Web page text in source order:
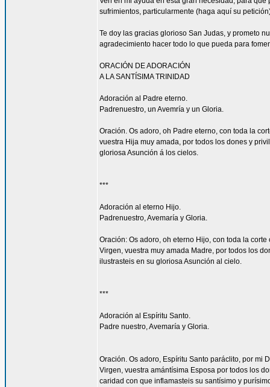
sufrimientos, particularmente (haga aquí su
Te doy las gracias glorioso San Judas, y prometo
agradecimiento hacer todo lo que pueda para
ORACIÓN DE ADORACIÓN
A LA SANTÍSIMA TRINIDAD
Adoración al Padre eterno.
Padrenuestro, un Avemría y un Gloria.
Oración. Os adoro, oh Padre eterno, con toda la
vuestra Hija muy amada, por todos los dones y
gloriosa Asunción á los cielos.
***
Adoración al eterno Hijo.
Padrenuestro, Avemaría y Gloria.
Oración: Os adoro, oh eterno Hijo, con toda la
Virgen, vuestra muy amada Madre, por todos los
ilustrasteis en su gloriosa Asunción al cielo.
***
Adoración al Espíritu Santo.
Padre nuestro, Avemaría y Gloria.
Oración. Os adoro, Espíritu Santo paráclito, por mi
Virgen, vuestra amántísima Esposa por todos los
caridad con que inflamasteis su santísimo y